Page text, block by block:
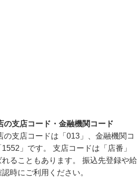
の支店コード・金融機関コード
の支店コードは「013」、金融機関コ
」です。 支店コードは「店番」
ることもあります。 振込先登録や給
時にご利用ください。